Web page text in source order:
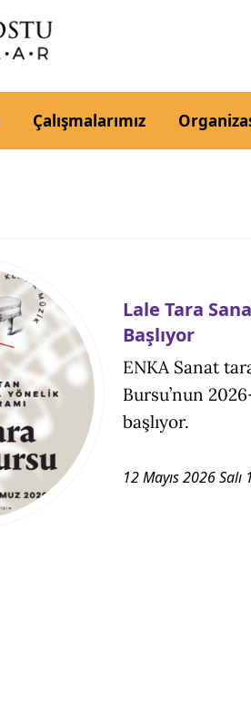
Çalışmalarımız
Lale Tara
Başlıyor
ENKA Sanat
Bursu’nun
başlıyor.
12 Mayıs 2026 Salı